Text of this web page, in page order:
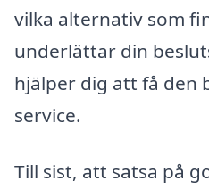
vilka alternativ som
underlättar din
hjälper dig att få den
service.
Till sist, att satsa på